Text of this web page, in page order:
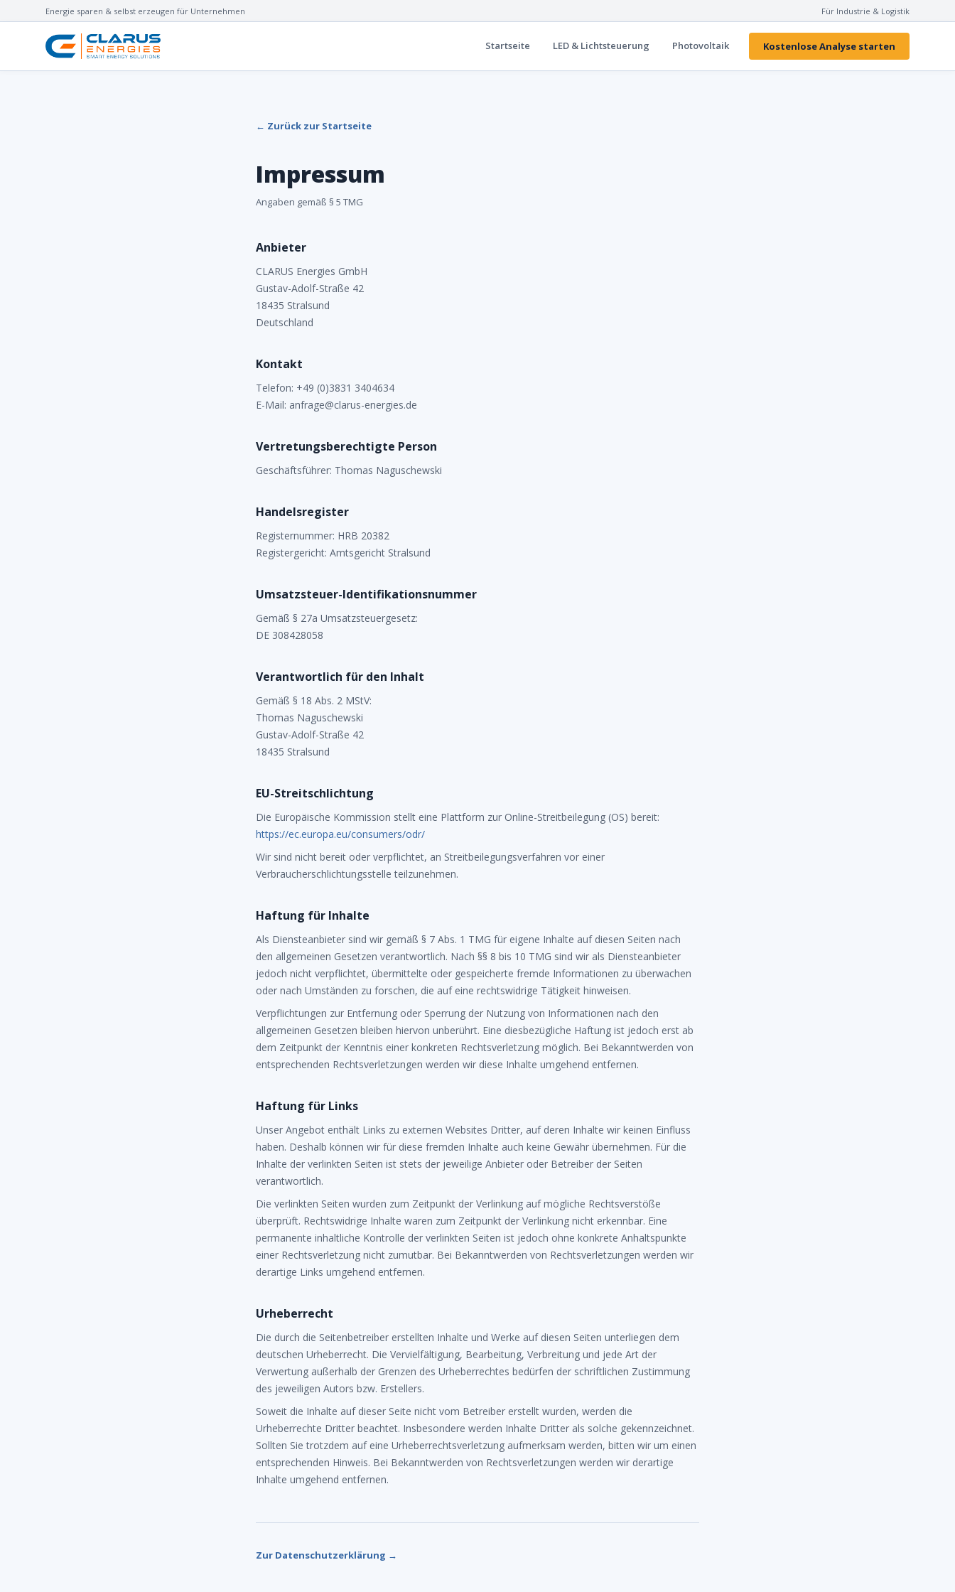
Energie sparen & selbst erzeugen für Unternehmen Für Industrie & Logistik
Startseite LED & Lichtsteuerung Photovoltaik Kostenlose Analyse starten
← Zurück zur Startseite
Impressum
Angaben gemäß § 5 TMG
Anbieter
CLARUS Energies GmbH
Gustav-Adolf-Straße 42
18435 Stralsund
Deutschland
Kontakt
Telefon: +49 (0)3831 3404634
E-Mail: anfrage@clarus-energies.de
Vertretungsberechtigte Person
Geschäftsführer: Thomas Naguschewski
Handelsregister
Registernummer: HRB 20382
Registergericht: Amtsgericht Stralsund
Umsatzsteuer-Identifikationsnummer
Gemäß § 27a Umsatzsteuergesetz:
DE 308428058
Verantwortlich für den Inhalt
Gemäß § 18 Abs. 2 MStV:
Thomas Naguschewski
Gustav-Adolf-Straße 42
18435 Stralsund
EU-Streitschlichtung
Die Europäische Kommission stellt eine Plattform zur Online-Streitbeilegung (OS) bereit:
https://ec.europa.eu/consumers/odr/
Wir sind nicht bereit oder verpflichtet, an Streitbeilegungsverfahren vor einer
Verbraucherschlichtungsstelle teilzunehmen.
Haftung für Inhalte
Als Diensteanbieter sind wir gemäß § 7 Abs. 1 TMG für eigene Inhalte auf diesen Seiten nach
den allgemeinen Gesetzen verantwortlich. Nach §§ 8 bis 10 TMG sind wir als Diensteanbieter
jedoch nicht verpflichtet, übermittelte oder gespeicherte fremde Informationen zu überwachen
oder nach Umständen zu forschen, die auf eine rechtswidrige Tätigkeit hinweisen.
Verpflichtungen zur Entfernung oder Sperrung der Nutzung von Informationen nach den
allgemeinen Gesetzen bleiben hiervon unberührt. Eine diesbezügliche Haftung ist jedoch erst ab
dem Zeitpunkt der Kenntnis einer konkreten Rechtsverletzung möglich. Bei Bekanntwerden von
entsprechenden Rechtsverletzungen werden wir diese Inhalte umgehend entfernen.
Haftung für Links
Unser Angebot enthält Links zu externen Websites Dritter, auf deren Inhalte wir keinen Einfluss
haben. Deshalb können wir für diese fremden Inhalte auch keine Gewähr übernehmen. Für die
Inhalte der verlinkten Seiten ist stets der jeweilige Anbieter oder Betreiber der Seiten
verantwortlich.
Die verlinkten Seiten wurden zum Zeitpunkt der Verlinkung auf mögliche Rechtsverstöße
überprüft. Rechtswidrige Inhalte waren zum Zeitpunkt der Verlinkung nicht erkennbar. Eine
permanente inhaltliche Kontrolle der verlinkten Seiten ist jedoch ohne konkrete Anhaltspunkte
einer Rechtsverletzung nicht zumutbar. Bei Bekanntwerden von Rechtsverletzungen werden wir
derartige Links umgehend entfernen.
Urheberrecht
Die durch die Seitenbetreiber erstellten Inhalte und Werke auf diesen Seiten unterliegen dem
deutschen Urheberrecht. Die Vervielfältigung, Bearbeitung, Verbreitung und jede Art der
Verwertung außerhalb der Grenzen des Urheberrechtes bedürfen der schriftlichen Zustimmung
des jeweiligen Autors bzw. Erstellers.
Soweit die Inhalte auf dieser Seite nicht vom Betreiber erstellt wurden, werden die
Urheberrechte Dritter beachtet. Insbesondere werden Inhalte Dritter als solche gekennzeichnet.
Sollten Sie trotzdem auf eine Urheberrechtsverletzung aufmerksam werden, bitten wir um einen
entsprechenden Hinweis. Bei Bekanntwerden von Rechtsverletzungen werden wir derartige
Inhalte umgehend entfernen.
Zur Datenschutzerklärung →